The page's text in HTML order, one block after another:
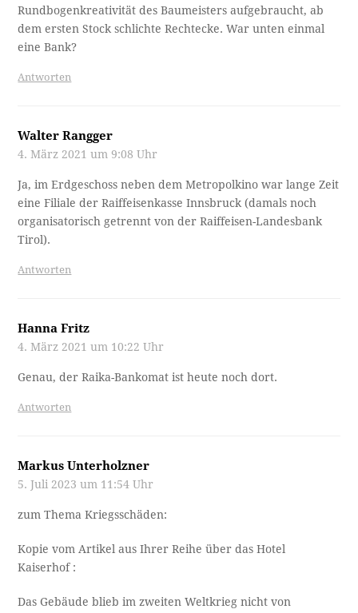
Rundbogenkreativität des Baumeisters aufgebraucht, ab
dem ersten Stock schlichte Rechtecke. War unten einmal
eine Bank?
Antworten
Walter Rangger
4. März 2021 um 9:08 Uhr
Ja, im Erdgeschoss neben dem Metropolkino war lange Zeit
eine Filiale der Raiffeisenkasse Innsbruck (damals noch
organisatorisch getrennt von der Raiffeisen-Landesbank
Tirol).
Antworten
Hanna Fritz
4. März 2021 um 10:22 Uhr
Genau, der Raika-Bankomat ist heute noch dort.
Antworten
Markus Unterholzner
5. Juli 2023 um 11:54 Uhr
zum Thema Kriegsschäden:
Kopie vom Artikel aus Ihrer Reihe über das Hotel
Kaiserhof :
Das Gebäude blieb im zweiten Weltkrieg nicht von